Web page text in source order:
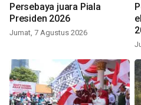
Persebaya juara Piala
Presiden 2026
Jumat, 7 Agustus 2026